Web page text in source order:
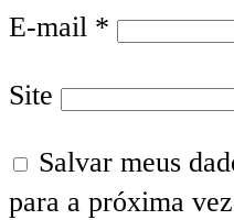
E-mail *
Site
Salvar meus
para a próxima